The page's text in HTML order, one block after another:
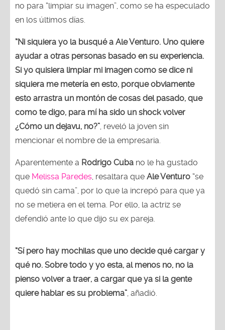
no para “limpiar su imagen”, como se ha especulado
en los últimos días.
“Ni siquiera yo la busqué a Ale Venturo. Uno quiere
ayudar a otras personas basado en su experiencia.
Si yo quisiera limpiar mi imagen como se dice ni
siquiera me metería en esto, porque obviamente
esto arrastra un montón de cosas del pasado, que
como te digo, para mí ha sido un shock volver
¿Cómo un dejavu, no?” , reveló la joven sin
mencionar el nombre de la empresaria.
Aparentemente a Rodrigo Cuba no le ha gustado
que Melissa Paredes , resaltara que Ale Venturo “se
quedó sin cama”, por lo que la increpó para que ya
no se metiera en el tema. Por ello, la actriz se
defendió ante lo que dijo su ex pareja.
“Sí pero hay mochilas que uno decide qué cargar y
qué no. Sobre todo y yo esta, al menos no, no la
pienso volver a traer, a cargar que ya si la gente
quiere hablar es su problema” , añadió.